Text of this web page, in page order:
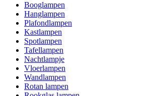
Booglampen
Hanglampen
Plafondlampen
Kastlampen
Spotlampen
Tafellampen
Nachtlampje
Vloerlampen
Wandlampen
Rotan lampen